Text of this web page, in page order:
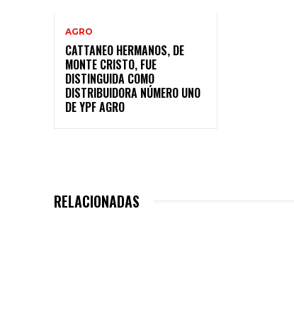
AGRO
CATTANEO HERMANOS, DE
MONTE CRISTO, FUE
DISTINGUIDA COMO
DISTRIBUIDORA NÚMERO UNO
DE YPF AGRO
RELACIONADAS